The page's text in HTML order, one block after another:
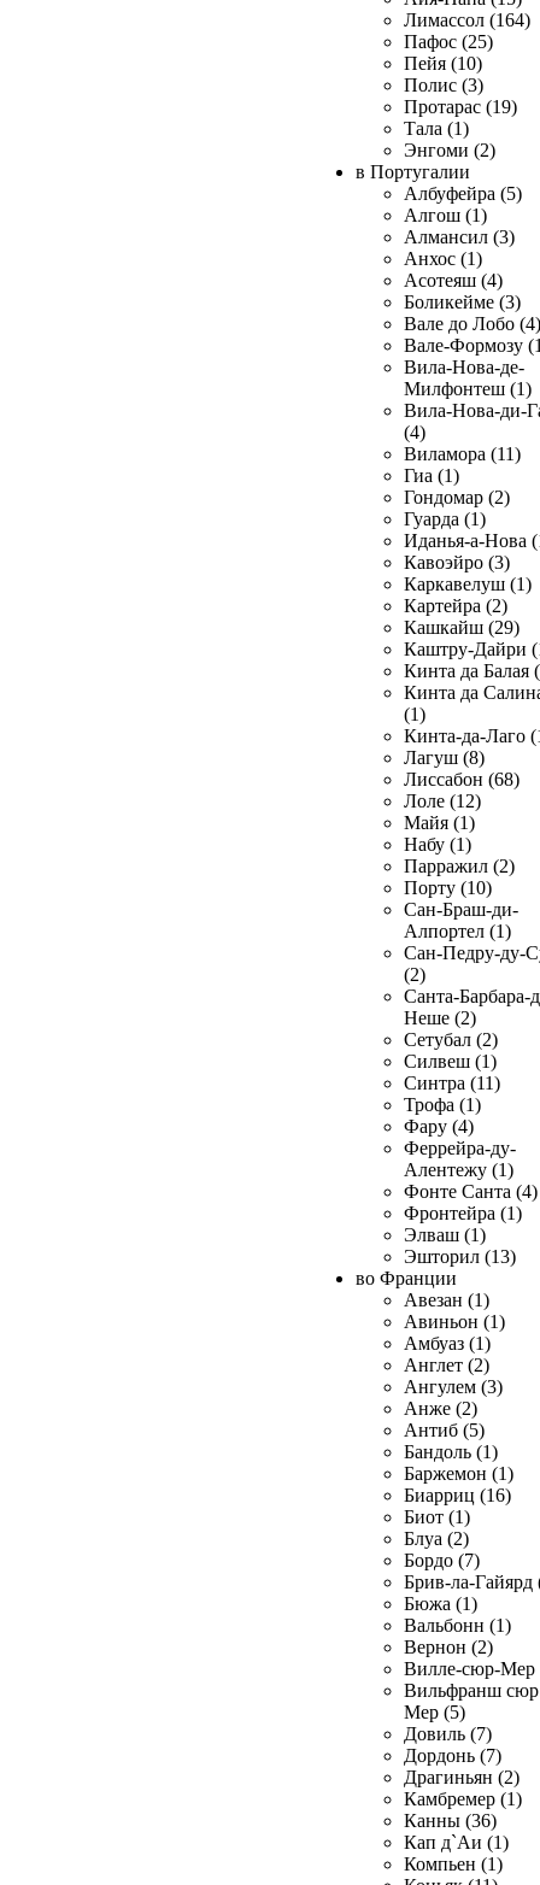
Лимассол (164)
Пафос (25)
Пейя (10)
Полис (3)
Протарас (19)
Тала (1)
Энгоми (2)
в Португалии
Албуфейра (5)
Алгош (1)
Алмансил (3)
Анхос (1)
Асотеяш (4)
Боликейме (3)
Вале до Лобо (4)
Вале-Формозу
Вила-Нова-де-
Милфонтеш (1)
Вила-Нова-ди-
(4)
Виламора (11)
Гиа (1)
Гондомар (2)
Гуарда (1)
Иданья-а-Нова
Кавоэйро (3)
Каркавелуш (1)
Картейра (2)
Кашкайш (29)
Каштру-Дайри
Кинта да Балая
Кинта да
(1)
Кинта-да-Лаго
Лагуш (8)
Лиссабон (68)
Лоле (12)
Майя (1)
Набу (1)
Парражил (2)
Порту (10)
Сан-Браш-ди-
Алпортел (1)
Сан-Педру-ду-
(2)
Санта-Барбара-
Неше (2)
Сетубал (2)
Силвеш (1)
Синтра (11)
Трофа (1)
Фару (4)
Феррейра-ду-
Алентежу (1)
Фонте Санта (4)
Фронтейра (1)
Элваш (1)
Эшторил (13)
во Франции
Авезан (1)
Авиньон (1)
Амбуаз (1)
Англет (2)
Ангулем (3)
Анже (2)
Антиб (5)
Бандоль (1)
Баржемон (1)
Биарриц (16)
Биот (1)
Блуа (2)
Бордо (7)
Брив-ла-Гайярд
Бюжа (1)
Вальбонн (1)
Вернон (2)
Вилле-сюр-Мер
Вильфранш сюр
Мер (5)
Довиль (7)
Дордонь (7)
Драгиньян (2)
Камбремер (1)
Канны (36)
Кап д`Аи (1)
Компьен (1)